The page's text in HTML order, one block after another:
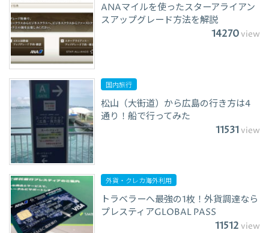
ANAマイルを使ったスターアライアン
スアップグレード方法を解説
14270view
国内旅行
松山（大街道）から広島の行き方は4
通り！船で行ってみた
11531view
外貨・クレカ海外利用
トラベラーへ最強の1枚！外貨調達なら
プレスティアGLOBAL PASS
11512 view